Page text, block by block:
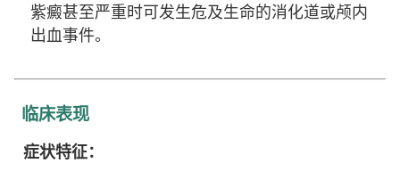
紫癜甚至严重时可发生危及生命的消化道或颅内
出血事件。
临床表现
症状特征：